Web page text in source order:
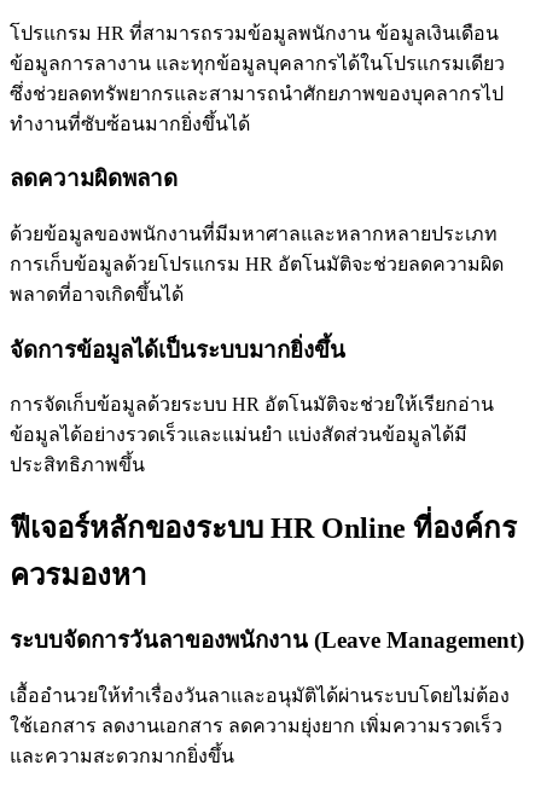
โปรแกรม HR ที่สามารถรวมข้อมูลพนักงาน ข้อมูลเงินเดือน
ข้อมูลการลางาน และทุกข้อมูลบุคลากรได้ในโปรแกรมเดียว
ซึ่งช่วยลดทรัพยากรและสามารถนำศักยภาพของบุคลากรไป
ทำงานที่ซับซ้อนมากยิ่งขึ้นได้
ลดความผิดพลาด
ด้วยข้อมูลของพนักงานที่มีมหาศาลและหลากหลายประเภท
การเก็บข้อมูลด้วยโปรแกรม HR อัตโนมัติจะช่วยลดความผิด
พลาดที่อาจเกิดขึ้นได้
จัดการข้อมูลได้เป็นระบบมากยิ่งขึ้น
การจัดเก็บข้อมูลด้วยระบบ HR อัตโนมัติจะช่วยให้เรียกอ่าน
ข้อมูลได้อย่างรวดเร็วและแม่นยำ แบ่งสัดส่วนข้อมูลได้มี
ประสิทธิภาพขึ้น
ฟีเจอร์หลักของระบบ HR Online ที่องค์กร
ควรมองหา
ระบบจัดการวันลาของพนักงาน (Leave Management)
เอื้ออำนวยให้ทำเรื่องวันลาและอนุมัติได้ผ่านระบบโดยไม่ต้อง
ใช้เอกสาร ลดงานเอกสาร ลดความยุ่งยาก เพิ่มความรวดเร็ว
และความสะดวกมากยิ่งขึ้น